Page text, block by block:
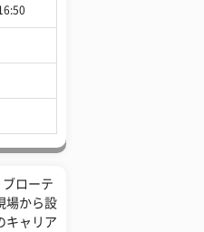
ブローテ
場から設
キャリア